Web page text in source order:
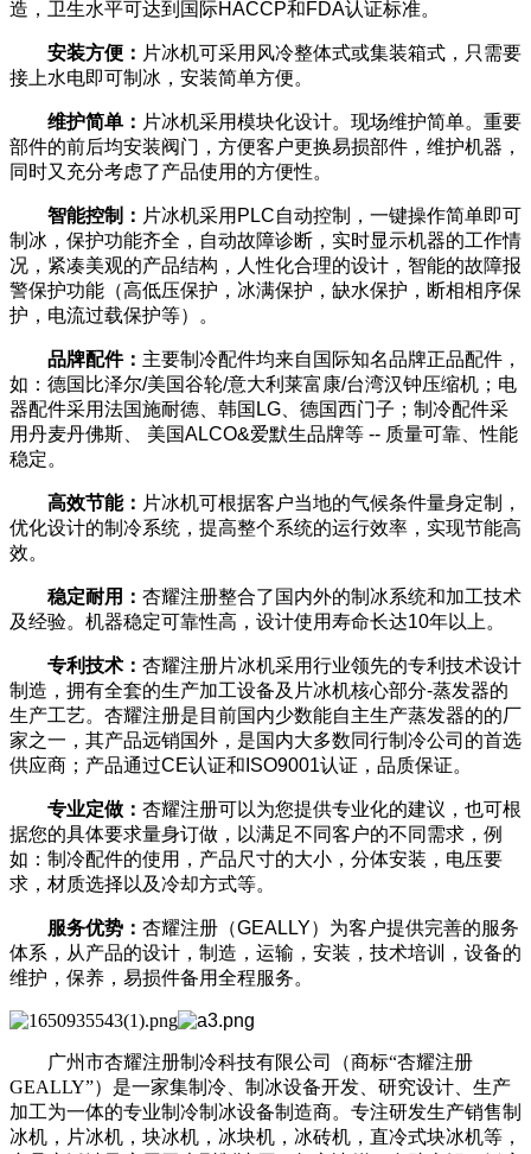
造，卫生水平可达到国际HACCP和FDA认证标准。
安装方便： 片冰机可采用风冷整体式或集装箱式，只需要
接上水电即可制冰，安装简单方便。
维护简单： 片冰机采用模块化设计。现场维护简单。重要
部件的前后均安装阀门，方便客户更换易损部件，维护机器，
同时又充分考虑了产品使用的方便性。
智能控制： 片冰机采用PLC自动控制，一键操作简单即可
制冰，保护功能齐全，自动故障诊断，实时显示机器的工作情
况，紧凑美观的产品结构，人性化合理的设计，智能的故障报
警保护功能（高低压保护，冰满保护，缺水保护，断相相序保
护，电流过载保护等）。
品牌配件： 主要制冷配件均来自国际知名品牌正品配件，
如：德国比泽尔/美国谷轮/意大利莱富康/台湾汉钟压缩机；电
器配件采用法国施耐德、韩国LG、德国西门子；制冷配件采
用丹麦丹佛斯、
美国ALCO&爱默生品牌等 -- 质量可靠、性能
稳定。
高效节能： 片冰机可根据客户当地的气候条件量身定制，
优化设计的制冷系统，提高整个系统的运行效率，实现节能高
效。
稳定耐用： 杏耀注册整合了国内外的制冰系统和加工技术
及经验。机器稳定可靠性高，设计使用寿命长达10年以上。
专利技术： 杏耀注册片冰机采用行业领先的专利技术设计
制造，拥有全套的生产加工设备及片冰机核心部分-蒸发器的
生产工艺。杏耀注册是目前国内少数能自主生产蒸发器的的厂
家之一，其产品远销国外，是国内大多数同行制冷公司的首选
供应商；产品通过CE认证和ISO9001认证，品质保证。
专业定做： 杏耀注册可以为您提供专业化的建议，也可根
据您的具体要求量身订做，以满足不同客户的不同需求，例
如：制冷配件的使用，产品尺寸的大小，分体安装，电压要
求，材质选择以及冷却方式等。
服务优势： 杏耀注册（GEALLY）为客户提供完善的服务
体系，从产品的设计，制造，运输，安装，技术培训，设备的
维护，保养，易损件备用全程服务。
广州市杏耀注册制冷科技有限公司（商标“杏耀注册
GEALLY”）是一家集制冷、制冰设备开发、研究设计、生产
加工为一体的专业制冷制冰设备制造商。专注研发生产销售制
冰机，片冰机，块冰机，冰块机，冰砖机，直冷式块冰机等，